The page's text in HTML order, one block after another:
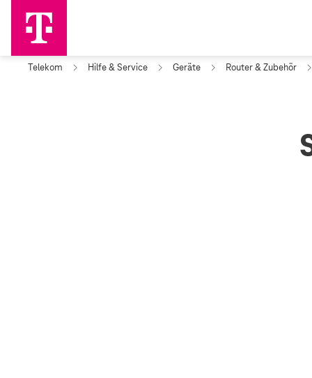
Telekom Hilfe & Service Geräte Router & Zubehör